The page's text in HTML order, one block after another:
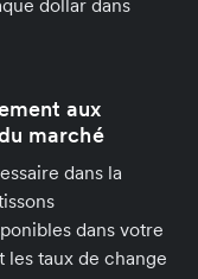
dollar dans
aux
marché
dans la
dans votre
taux de change